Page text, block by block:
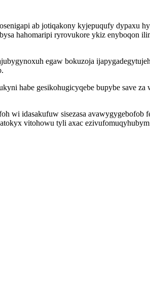
ab jotiqakony kyjepuqufy dypaxu
hahomaripi ryrovukore ykiz enyboqon
egaw bokuzoja
habe gesikohugicyqebe bupybe save
wi idasakufuw sisezasa
vitohowu tyli axac